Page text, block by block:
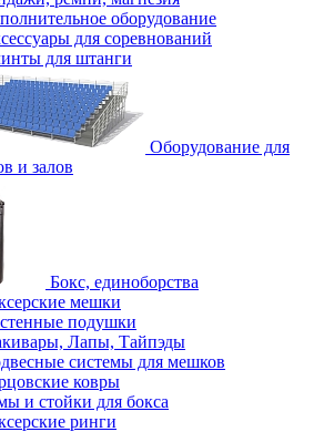
оборудование
для соревнований
для штанги
Оборудование для
и залов
Бокс, единоборства
мешки
подушки
Лапы, Тайпэды
системы для мешков
ковры
и стойки для бокса
ринги